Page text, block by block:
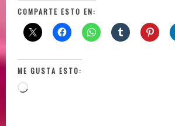
COMPARTE ESTO EN:
ME GUSTA ESTO:
Loading…